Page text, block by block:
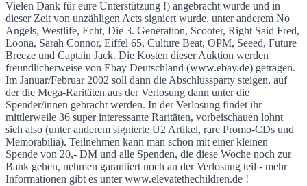
Vielen Dank für eure Unterstützung !) angebracht wurde und in
dieser Zeit von unzähligen Acts signiert wurde, unter anderem No
Angels, Westlife, Echt, Die 3. Generation, Scooter, Right Said Fred,
Loona, Sarah Connor, Eiffel 65, Culture Beat, OPM, Seeed, Future
Breeze und Captain Jack. Die Kosten dieser Auktion werden
freundlicherweise von Ebay Deutschland (www.ebay.de) getragen.
Im Januar/Februar 2002 soll dann die Abschlussparty steigen, auf
der die Mega-Raritäten aus der Verlosung dann unter die
Spender/innen gebracht werden. In der Verlosung findet ihr
mittlerweile 36 super interessante Raritäten, vorbeischauen lohnt
sich also (unter anderem signierte U2 Artikel, rare Promo-CDs und
Memorabilia). Teilnehmen kann man schon mit einer kleinen
Spende von 20,- DM und alle Spenden, die diese Woche noch zur
Bank gehen, nehmen garantiert noch an der Verlosung teil - mehr
Informationen gibt es unter www.elevatethechildren.de !